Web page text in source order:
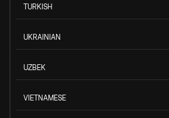
TURKISH
UKRAINIAN
UZBEK
VIETNAMESE